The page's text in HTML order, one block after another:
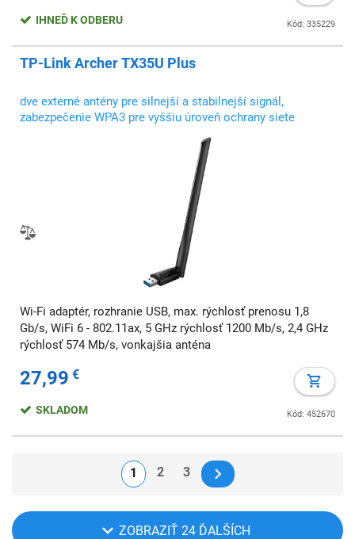
Kód: 335229
IHNEĎ K ODBERU
TP-Link Archer TX35U Plus
dve externé antény pre silnejší a stabilnejší signál,
zabezpečenie WPA3 pre vyššiu úroveň ochrany siete
Wi-Fi adaptér, rozhranie USB, max. rýchlosť prenosu 1,8
Gb/s, WiFi 6 - 802.11ax, 5 GHz rýchlosť 1200 Mb/s, 2,4 GHz
rýchlosť 574 Mb/s, vonkajšia anténa
27,99 €
Kód: 452670
SKLADOM
1 2 3
ZOBRAZIŤ 24 ĎALŠÍCH